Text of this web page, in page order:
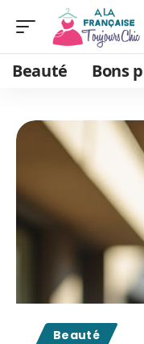
Beauté Bons
Beauté